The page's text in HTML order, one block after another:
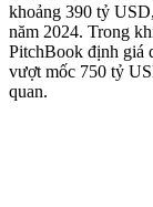
khoảng 390 tỷ
năm 2024. Trong
PitchBook định giá
vượt mốc 750 tỷ
quan.